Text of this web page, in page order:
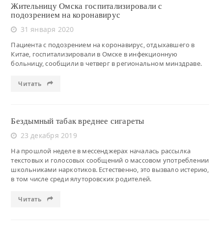
Жительницу Омска госпитализировали с
подозрением на коронавирус
31 января 2020
Пациента с подозрением на коронавирус, отдыхавшего в
Китае, госпитализировали в Омске в инфекционную
больницу, сообщили в четверг в региональном минздраве.
Читать
Бездымный табак вреднее сигареты
23 декабря 2019
На прошлой неделе в мессенджерах началась рассылка
текстовых и голосовых сообщений о массовом употреблении
школьниками наркотиков. Естественно, это вызвало истерию,
в том числе среди ялуторовских родителей.
Читать